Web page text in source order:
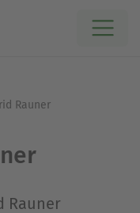
Rauner
Rauner